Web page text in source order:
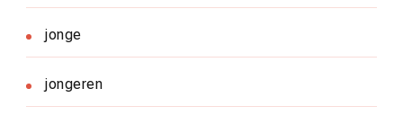
jonge
jongeren